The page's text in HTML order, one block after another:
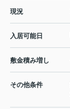
現況
入居可能日
敷金積み増し
その他条件